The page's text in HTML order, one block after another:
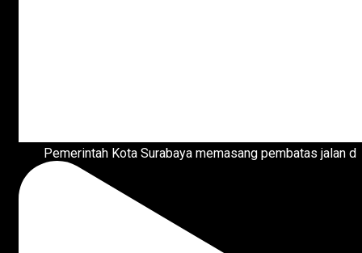
Pemerintah Kota Surabaya memasang pembatas jalan d